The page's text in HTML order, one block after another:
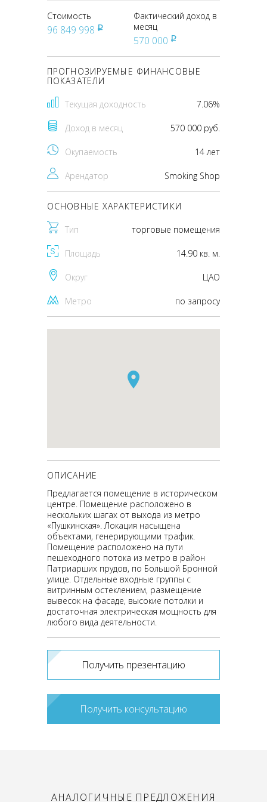
Стоимость
96 849 998 pуб
Фактический доход в
месяц
570 000 pуб
ПРОГНОЗИРУЕМЫЕ ФИНАНСОВЫЕ
ПОКАЗАТЕЛИ
Текущая доходность 7.06%
Доход в месяц 570 000 руб.
Окупаемость 14 лет
Арендатор Smoking Shop
ОСНОВНЫЕ ХАРАКТЕРИСТИКИ
Тип торговые помещения
Площадь 14.90 кв. м.
Округ ЦАО
Метро по запросу
ОПИСАНИЕ
Предлагается помещение в историческом
центре. Помещение расположено в
нескольких шагах от выхода из метро
«Пушкинская». Локация насыщена
объектами, генерирующими трафик.
Помещение расположено на пути
пешеходного потока из метро в район
Патриарших прудов, по Большой Бронной
улице. Отдельные входные группы с
витринным остеклением, размещение
вывесок на фасаде, высокие потолки и
достаточная электрическая мощность для
любого вида деятельности.
Получить презентацию
Получить консультацию
АНАЛОГИЧНЫЕ ПРЕДЛОЖЕНИЯ